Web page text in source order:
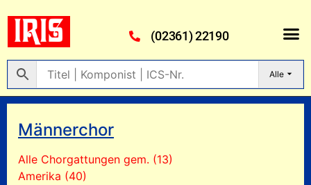
(02361) 22190
Alle
Männerchor
Alle Chorgattungen gem. (13)
Amerika (40)